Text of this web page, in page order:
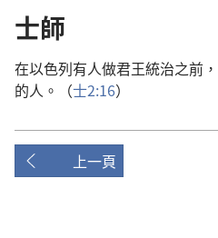
士師
在以色列有人做君王統治之前 ，
的人 。（士2:16）
上一頁